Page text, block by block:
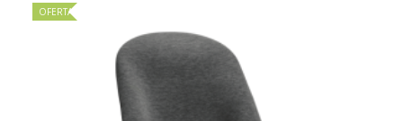
OFERTA